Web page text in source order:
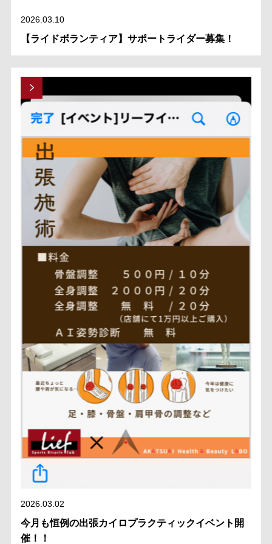
2026.03.10
【ライドボランティア】サポートライダー募集！
2026.03.02
今月も恒例の出張カイロプラクティックイベント開
催！！